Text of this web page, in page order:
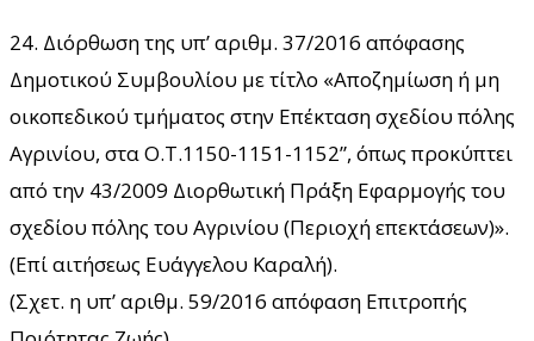
24. Διόρθωση της υπ’ αριθμ. 37/2016 απόφασης
Δημοτικού Συμβουλίου με τίτλο «Αποζημίωση ή μη
οικοπεδικού τμήματος στην Επέκταση σχεδίου πόλης
Αγρινίου, στα Ο.Τ.1150-1151-1152”, όπως προκύπτει
από την 43/2009 Διορθωτική Πράξη Εφαρμογής του
σχεδίου πόλης του Αγρινίου (Περιοχή επεκτάσεων)».
(Επί αιτήσεως Ευάγγελου Καραλή).
(Σχετ. η υπ’ αριθμ. 59/2016 απόφαση Επιτροπής